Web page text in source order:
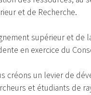
et de Recherche.
supérieur et de
en exercice du
créons un levier de
et étudiants de